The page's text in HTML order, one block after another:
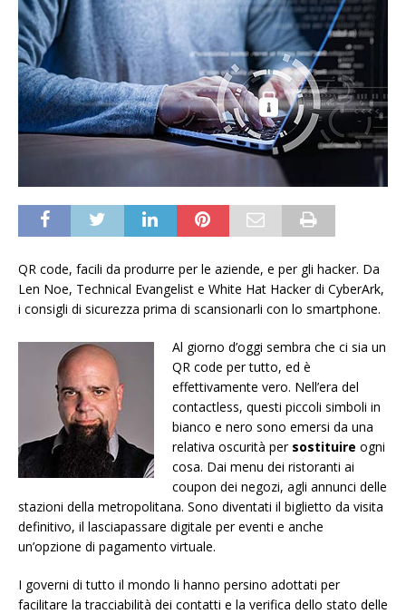
QR code, facili da produrre per le aziende, e per gli hacker. Da
Len Noe, Technical Evangelist e White Hat Hacker di CyberArk,
i consigli di sicurezza prima di scansionarli con lo smartphone.
Al giorno d’oggi sembra che ci sia un
QR code per tutto, ed è
effettivamente vero. Nell’era del
contactless, questi piccoli simboli in
bianco e nero sono emersi da una
relativa oscurità per sostituire ogni
cosa. Dai menu dei ristoranti ai
coupon dei negozi, agli annunci delle
stazioni della metropolitana. Sono diventati il biglietto da visita
definitivo, il lasciapassare digitale per eventi e anche
un’opzione di pagamento virtuale.
I governi di tutto il mondo li hanno persino adottati per
facilitare la tracciabilità dei contatti e la verifica dello stato delle